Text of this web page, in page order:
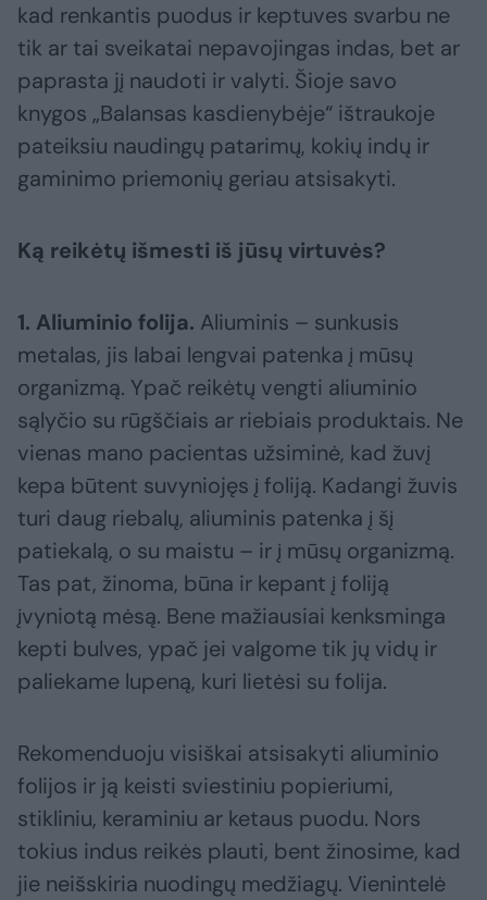
kad renkantis puodus ir keptuves svarbu ne
tik ar tai sveikatai nepavojingas indas, bet ar
paprasta jį naudoti ir valyti. Šioje savo
knygos „Balansas kasdienybėje“ ištraukoje
pateiksiu naudingų patarimų, kokių indų ir
gaminimo priemonių geriau atsisakyti.
Ką reikėtų išmesti iš jūsų virtuvės?
1. Aliuminio folija. Aliuminis – sunkusis
metalas, jis labai lengvai patenka į mūsų
organizmą. Ypač reikėtų vengti aliuminio
sąlyčio su rūgščiais ar riebiais produktais. Ne
vienas mano pacientas užsiminė, kad žuvį
kepa būtent suvyniojęs į foliją. Kadangi žuvis
turi daug riebalų, aliuminis patenka į šį
patiekalą, o su maistu – ir į mūsų organizmą.
Tas pat, žinoma, būna ir kepant į foliją
įvyniotą mėsą. Bene mažiausiai kenksminga
kepti bulves, ypač jei valgome tik jų vidų ir
paliekame lupeną, kuri lietėsi su folija.
Rekomenduoju visiškai atsisakyti aliuminio
folijos ir ją keisti sviestiniu popieriumi,
stikliniu, keraminiu ar ketaus puodu. Nors
tokius indus reikės plauti, bent žinosime, kad
jie neišskiria nuodingų medžiagų. Vienintelė